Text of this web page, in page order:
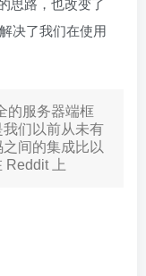
思路，也改变了
决了我们在使用
的服务器端框
们以前从未有
间的集成比以
Reddit 上